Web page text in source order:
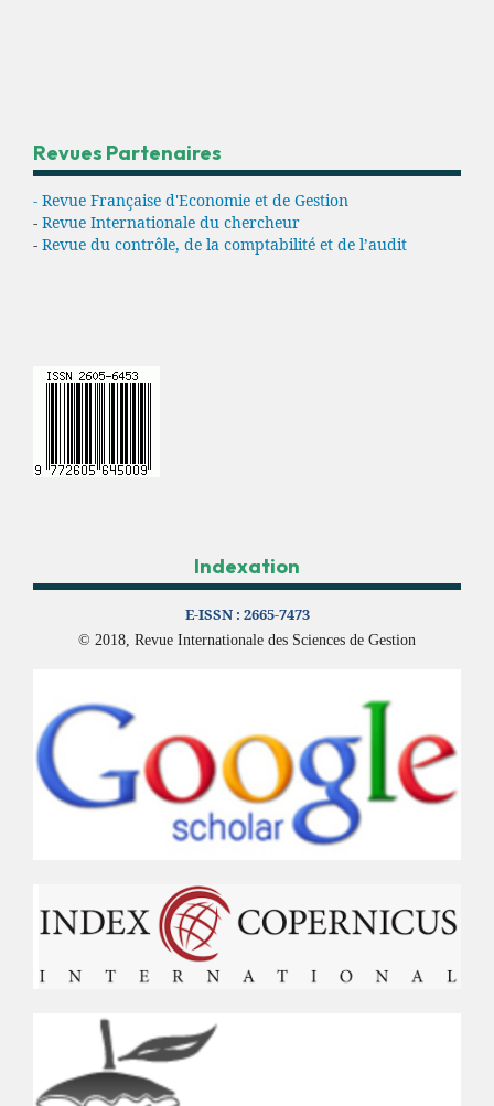
Revues Partenaires
- Revue Française d'Economie et de Gestion
- Revue Internationale du chercheur
- Revue du contrôle, de la comptabilité et de l’audit
Indexation
E-ISSN : 2665-7473
© 2018, Revue Internationale des Sciences de Gestion